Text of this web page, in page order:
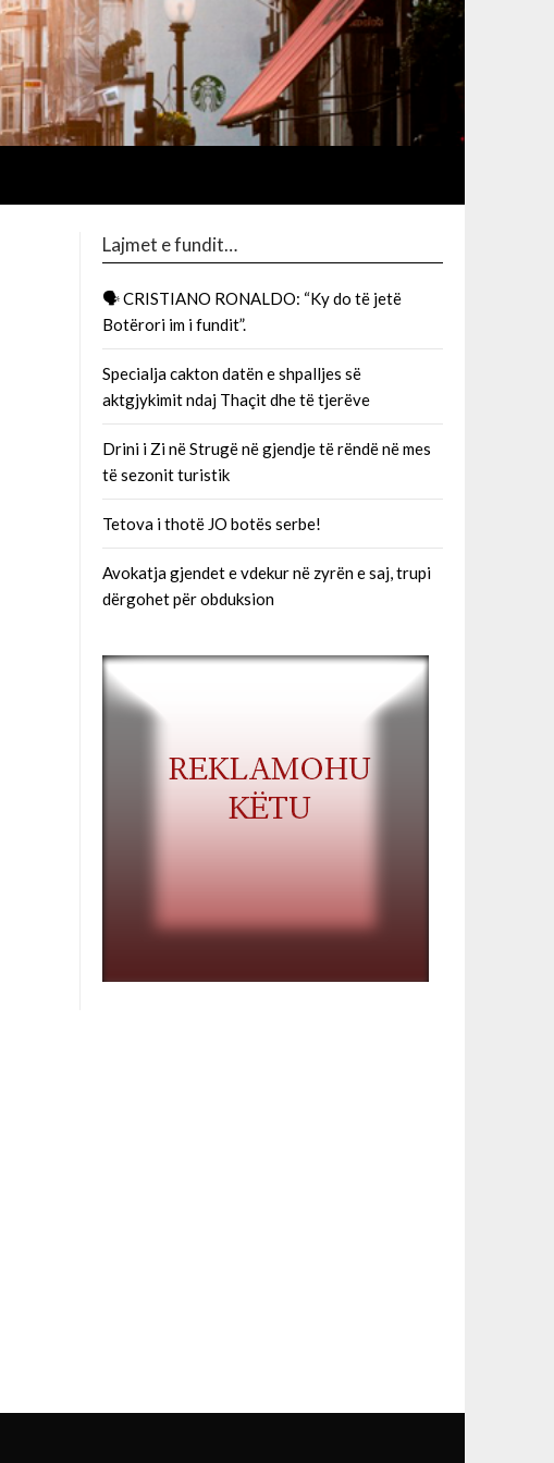
Lajmet e fundit…
🗣 CRISTIANO RONALDO: “Ky do të jetë
Botërori im i fundit”.
Specialja cakton datën e shpalljes së
aktgjykimit ndaj Thaçit dhe të tjerëve
Drini i Zi në Strugë në gjendje të rëndë në mes
të sezonit turistik
Tetova i thotë JO botës serbe!
Avokatja gjendet e vdekur në zyrën e saj, trupi
dërgohet për obduksion